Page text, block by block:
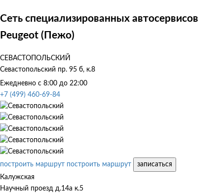
Сеть специализированных автосервисов
Peugeot (Пежо)
СЕВАСТОПОЛЬСКИЙ
Севастопольский пр. 95 б, к.8
Ежедневно с 8:00 до 22:00
+7 (499) 460-69-84
построить маршрут построить маршрут
записаться
Калужская
Научный проезд д.14а к.5